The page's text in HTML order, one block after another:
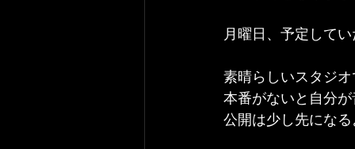
月曜日、予定して
素晴らしいスタジ
本番がないと自分
公開は少し先にな